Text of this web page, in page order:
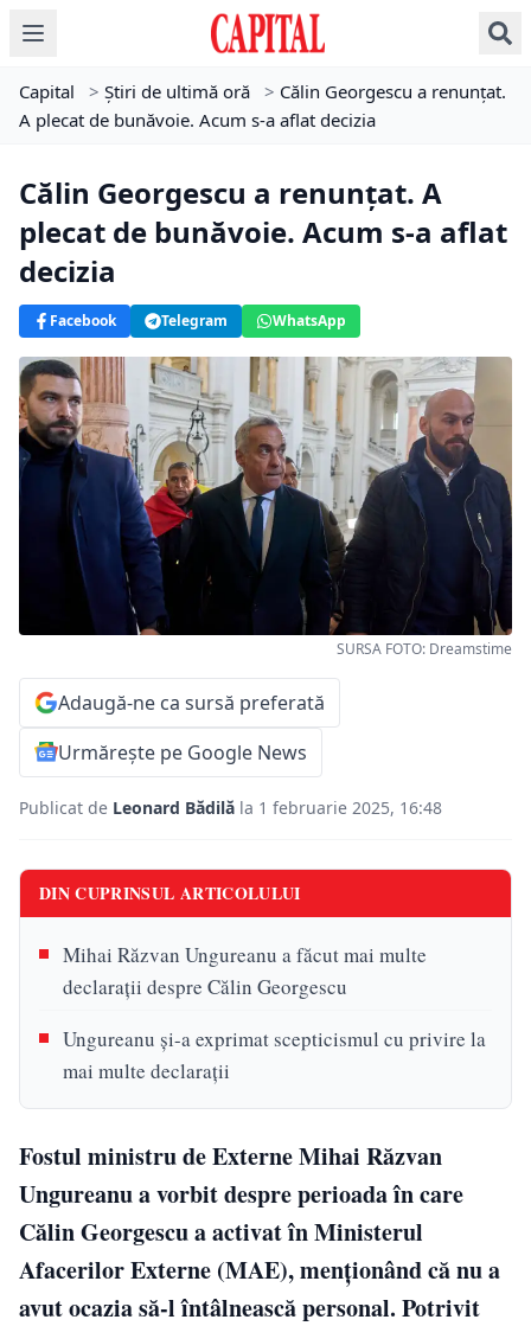
Capital > Știri de ultimă oră > Călin Georgescu a renunțat.
A plecat de bunăvoie. Acum s-a aflat decizia
Călin Georgescu a renunțat. A
plecat de bunăvoie. Acum s-a aflat
decizia
Facebook Telegram WhatsApp
SURSA FOTO: Dreamstime
Adaugă-ne ca sursă preferată
Urmărește pe Google News
Publicat de Leonard Bădilă la 1 februarie 2025, 16:48
DIN CUPRINSUL ARTICOLULUI
Mihai Răzvan Ungureanu a făcut mai multe
declarații despre Călin Georgescu
Ungureanu și-a exprimat scepticismul cu privire la
mai multe declarații
Fostul ministru de Externe Mihai Răzvan
Ungureanu a vorbit despre perioada în care
Călin Georgescu a activat în Ministerul
Afacerilor Externe (MAE), menționând că nu a
avut ocazia să-l întâlnească personal. Potrivit